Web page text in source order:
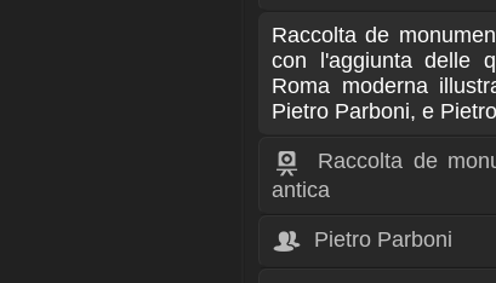
Raccolta de
con l'aggiunta delle
Roma moderna
Pietro Parboni, e
Raccolta de
antica
Pietro Parboni